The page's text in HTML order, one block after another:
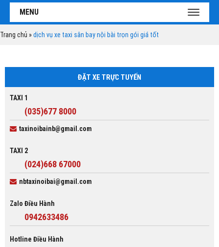
MENU
Trang chủ »dịch vụ xe taxi sân bay nội bài trọn gói giá tốt
ĐẶT XE TRỰC TUYẾN
TAXI 1
(035)677 8000
taxinoibainb@gmail.com
TAXI 2
(024)668 67000
nbtaxinoibai@gmail.com
Zalo Điều Hành
0942633486
Hotline Điều Hành